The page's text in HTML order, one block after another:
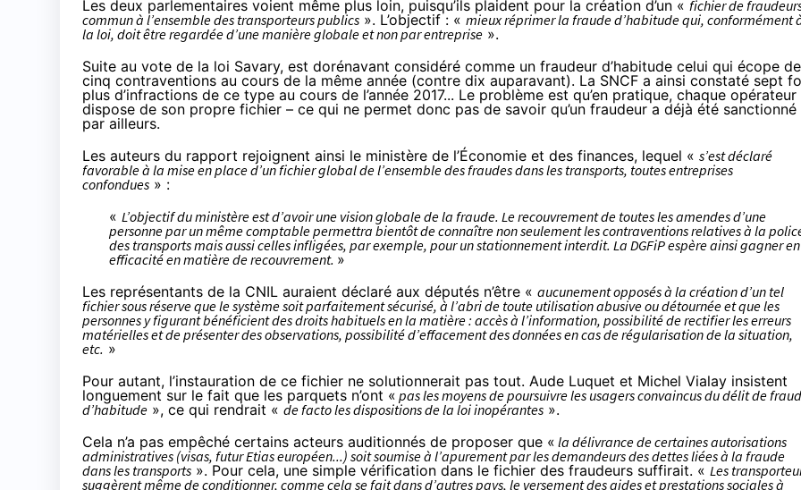
Les deux parlementaires voient même plus loin, puisqu’ils plaident pour la création d’un « fichier de
commun à l’ensemble des transporteurs publics ». L’objectif : « mieux réprimer la fraude d’habitude qui, conformément
la loi, doit être regardée d’une manière globale et non par entreprise ».
Suite au vote de la loi Savary, est dorénavant considéré comme un fraudeur d’habitude celui qui écope de
cinq contraventions au cours de la même année (contre dix auparavant). La SNCF a ainsi constaté sept
plus d’infractions de ce type au cours de l’année 2017... Le problème est qu’en pratique, chaque opérateur
dispose de son propre fichier – ce qui ne permet donc pas de savoir qu’un fraudeur a déjà été sanctionné
par ailleurs.
Les auteurs du rapport rejoignent ainsi le ministère de l’Économie et des finances, lequel « s’est déclaré
favorable à la mise en place d’un fichier global de l’ensemble des fraudes dans les transports, toutes entreprises
confondues » :
« L’objectif du ministère est d’avoir une vision globale de la fraude. Le recouvrement de toutes les amendes d’une
personne par un même comptable permettra bientôt de connaître non seulement les contraventions relatives à la
des transports mais aussi celles infligées, par exemple, pour un stationnement interdit. La DGFiP espère ainsi gagner en
efficacité en matière de recouvrement. »
Les représentants de la CNIL auraient déclaré aux députés n’être « aucunement opposés à la création d’un tel
fichier sous réserve que le système soit parfaitement sécurisé, à l’abri de toute utilisation abusive ou détournée et que les
personnes y figurant bénéficient des droits habituels en la matière : accès à l’information, possibilité de rectifier les erreurs
matérielles et de présenter des observations, possibilité d’effacement des données en cas de régularisation de la situation,
etc. »
Pour autant, l’instauration de ce fichier ne solutionnerait pas tout. Aude Luquet et Michel Vialay insistent
longuement sur le fait que les parquets n’ont « pas les moyens de poursuivre les usagers convaincus du délit de
d’habitude », ce qui rendrait « de facto les dispositions de la loi inopérantes ».
Cela n’a pas empêché certains acteurs auditionnés de proposer que « la délivrance de certaines autorisations
administratives (visas, futur Etias européen...) soit soumise à l’apurement par les demandeurs des dettes liées à la fraude
dans les transports ». Pour cela, une simple vérification dans le fichier des fraudeurs suffirait. « Les
suggèrent même de conditionner, comme cela se fait dans d’autres pays, le versement des aides et prestations sociales à